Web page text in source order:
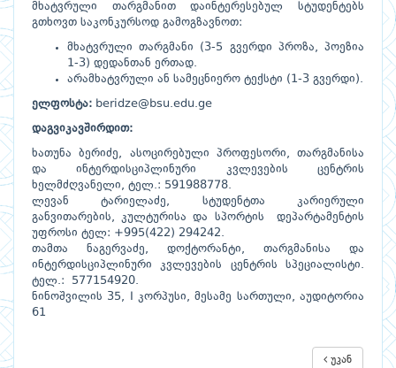
მხატვრული თარგმანით დაინტერესებულ სტუდენტებს
გთხოვთ საკონკურსოდ გამოგზავნოთ:
მხატვრული თარგმანი (3-5 გვერდი პროზა, პოეზია
1-3) დედანთან ერთად.
არამხატვრული ან სამეცნიერო ტექსტი (1-3 გვერდი).
ელფოსტა: beridze@bsu.edu.ge
დაგვიკავშირდით:
ხათუნა ბერიძე, ასოცირებული პროფესორი, თარგმანისა
და ინტერდისციპლინური კვლევების ცენტრის
ხელმძღვანელი, ტელ.: 591988778.
ლევან ტარიელაძე, სტუდენტთა კარიერული
განვითარების, კულტურისა და სპორტის დეპარტამენტის
უფროსი ტელ: +995(422) 294242.
თამთა ნაგერვაძე, დოქტორანტი, თარგმანისა და
ინტერდისციპლინური კვლევების ცენტრის სპეციალისტი.
ტელ.: 577154920.
ნინოშვილის 35, I კორპუსი, მესამე სართული, აუდიტორია
61
უკან